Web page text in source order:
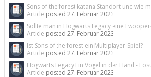
Sons of the forest katana Standort und wie
Article posted 27. Februar 2023
Sollte man in Hogwarts Legacy eine
Article posted 27. Februar 2023
Ist Sons of the forest ein Multiplayer-Spiel?
Article posted 27. Februar 2023
Hogwarts Legacy Ein Vogel in der Hand -
Article posted 27. Februar 2023